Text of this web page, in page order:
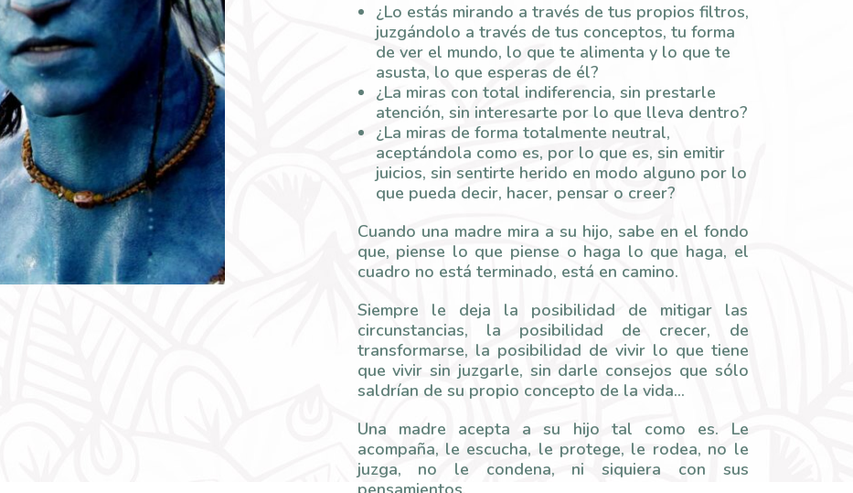
¿Lo estás mirando a través de tus propios filtros,
juzgándolo a través de tus conceptos, tu forma
de ver el mundo, lo que te alimenta y lo que te
asusta, lo que esperas de él?
¿La miras con total indiferencia, sin prestarle
atención, sin interesarte por lo que lleva dentro?
¿La miras de forma totalmente neutral,
aceptándola como es, por lo que es, sin emitir
juicios, sin sentirte herido en modo alguno por lo
que pueda decir, hacer, pensar o creer?
Cuando una madre mira a su hijo, sabe en el fondo
que, piense lo que piense o haga lo que haga, el
cuadro no está terminado, está en camino.
Siempre le deja la posibilidad de mitigar las
circunstancias, la posibilidad de crecer, de
transformarse, la posibilidad de vivir lo que tiene
que vivir sin juzgarle, sin darle consejos que sólo
saldrían de su propio concepto de la vida…
Una madre acepta a su hijo tal como es. Le
acompaña, le escucha, le protege, le rodea, no le
juzga, no le condena, ni siquiera con sus